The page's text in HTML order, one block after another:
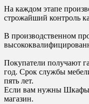
На каждом этапе
строжайший контроль
В производственном
Покупатели получают
год. Срок службы
пять лет.
Если вам нужны
магазин.